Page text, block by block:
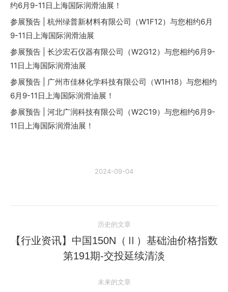
约6月9-11日上海国际润滑油展！
参展预告 | 杭州绿普新材料有限公司（W1F12）与您相约6月
9-11日上海国际润滑油展
参展预告 | 长沙宏石仪器有限公司（W2G12）与您相约6月9-
11日上海国际润滑油展
参展预告 | 广州市佳林化学科技有限公司（W1H18）与您相约
6月9-11日上海国际润滑油展！
参展预告 | 河北广润科技有限公司（W2C19）与您相约6月9-
11日上海国际润滑油展！
2024-09-04
章
历史的文章
史
【行业资讯】中国150N（Ⅱ）基础油价格指数
第191期-交投延续清淡
未来的文章